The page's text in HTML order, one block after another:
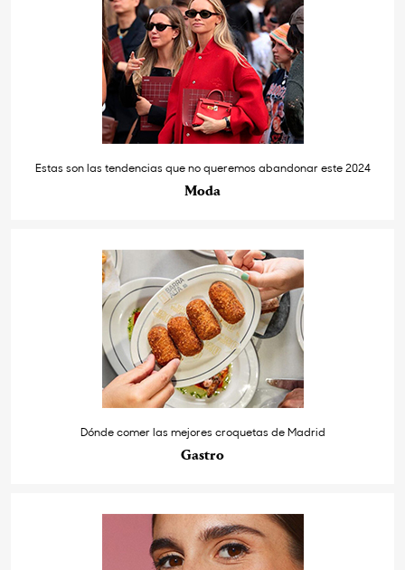
Estas son las tendencias que no queremos abandonar este 2024
Moda
Dónde comer las mejores croquetas de Madrid
Gastro